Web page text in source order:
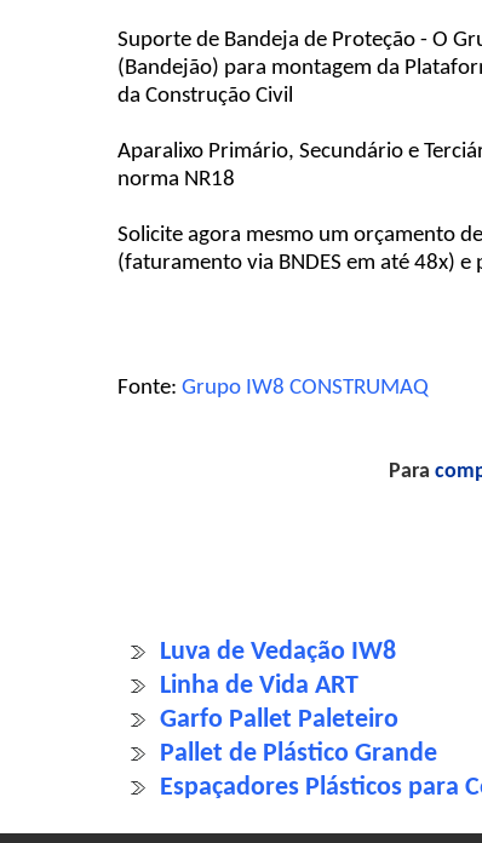
Suporte de Bandeja de Proteção - O
(Bandejão) para montagem da
da Construção Civil
Aparalixo Primário, Secundário e
norma NR18
Solicite agora mesmo um orçamento
(faturamento via BNDES em até 48x) e
Fonte:Grupo IW8 CONSTRUMAQ
Para
Luva de Vedação IW8
Linha de Vida ART
Garfo Pallet Paleteiro
Pallet de Plástico Grande
Espaçadores Plásticos para